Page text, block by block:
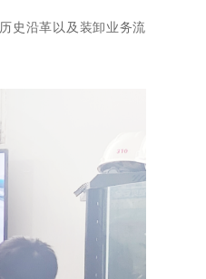
历史沿革 以及装卸业务流